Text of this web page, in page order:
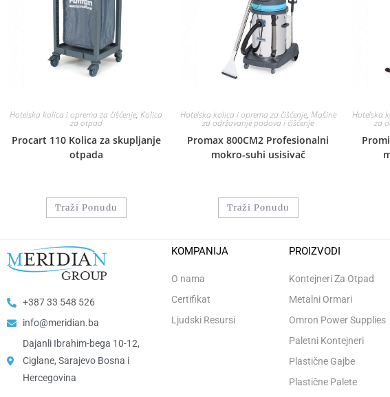
Hotelska kolica i oprema za čišćenje, Kolica
za otpad
Procart 110 Kolica za skupljanje
otpada
Traži Ponudu
Hotelska kolica i oprema za čišćenje, Mašine
za održavanje podova i čišćenje
Promax 800CM2 Profesionalni
mokro-suhi usisivač
Traži Ponudu
Hotelska
za
+387 33 548 526
info@meridian.ba
Dajanli Ibrahim-bega 10-12,
Ciglane, Sarajevo Bosna i
Hercegovina​
KOMPANIJA
O nama
Certifikat
Ljudski Resursi
PROIZVODI
Kontejneri Za Otpad
Metalni Ormari
Omron Power Supplies
Paletni Kontejneri
Plastične Gajbe
Plastične Palete